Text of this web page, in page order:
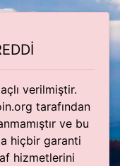
verilmiştir.
tarafından
ve bu
hiçbir garanti
hizmetlerini